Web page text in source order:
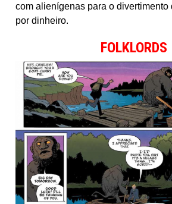
com alienígenas para o divertimento
por dinheiro.
FOLKLORDS